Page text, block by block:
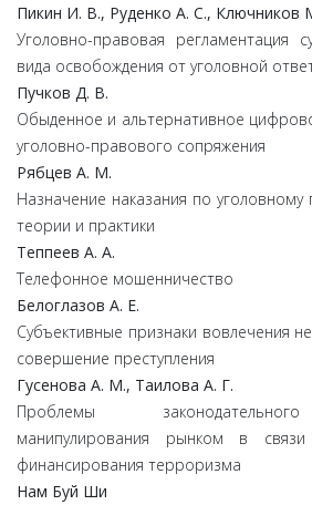
Пикин И. В., Руденко А. С., Ключников
Уголовно-правовая регламентация
вида освобождения от уголовной
Пучков Д. В.
Обыденное и альтернативное
уголовно-правового сопряжения
Рябцев А. М.
Назначение наказания по
теории и практики
Теппеев А. А.
Телефонное мошенничество
Белоглазов А. Е.
Субъективные признаки вовлечения
совершение преступления
Гусенова А. М., Таилова А. Г.
Проблемы
манипулирования рынком в
финансирования терроризма
Нам Буй Ши